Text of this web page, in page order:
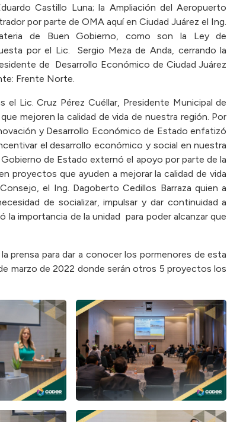
Castillo Luna; la Ampliación del Aeropuerto
por parte de OMA aquí en Ciudad Juárez el Ing.
de Buen Gobierno, como son la Ley de
por el Lic. Sergio Meza de Anda, cerrando la
de Desarrollo Económico de Ciudad Juárez
Frente Norte.
Lic. Cruz Pérez Cuéllar, Presidente Municipal de
mejoren la calidad de vida de nuestra región. Por
y Desarrollo Económico de Estado enfatizó
el desarrollo económico y social en nuestra
de Estado externó el apoyo por parte de la
proyectos que ayuden a mejorar la calidad de vida
el Ing. Dagoberto Cedillos Barraza quien a
de socializar, impulsar y dar continuidad a
importancia de la unidad para poder alcanzar que
prensa para dar a conocer los pormenores de esta
marzo de 2022 donde serán otros 5 proyectos los